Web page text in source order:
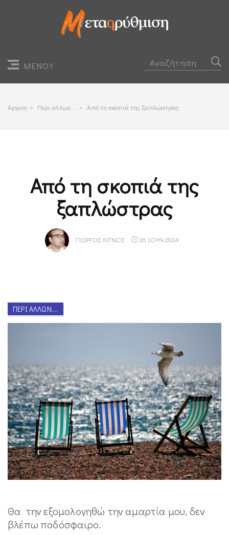
ΜΕΝΟΥ
Αρχικη > Περι αλλων.... > Από τη σκοπιά της ξαπλώστρας
Από τη σκοπιά της
ξαπλώστρας
ΓΙΏΡΓΟΣ ΛΙΓΝΌΣ 26 ΙΟΥΝ 2024
ΠΕΡΊ ΆΛΛΩΝ....
Θα την εξομολογηθώ την αμαρτία μου, δεν
βλέπω ποδόσφαιρο.